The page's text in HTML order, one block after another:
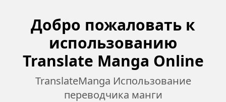
Добро пожаловать к
использованию
Translate Manga Online
TranslateManga Использование
переводчика манги